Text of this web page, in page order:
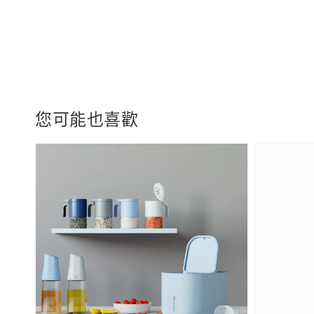
您可能也喜歡